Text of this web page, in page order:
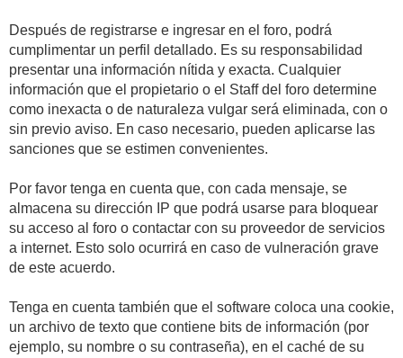
Después de registrarse e ingresar en el foro, podrá
cumplimentar un perfil detallado. Es su responsabilidad
presentar una información nítida y exacta. Cualquier
información que el propietario o el Staff del foro determine
como inexacta o de naturaleza vulgar será eliminada, con o
sin previo aviso. En caso necesario, pueden aplicarse las
sanciones que se estimen convenientes.
Por favor tenga en cuenta que, con cada mensaje, se
almacena su dirección IP que podrá usarse para bloquear
su acceso al foro o contactar con su proveedor de servicios
a internet. Esto solo ocurrirá en caso de vulneración grave
de este acuerdo.
Tenga en cuenta también que el software coloca una cookie,
un archivo de texto que contiene bits de información (por
ejemplo, su nombre o su contraseña), en el caché de su